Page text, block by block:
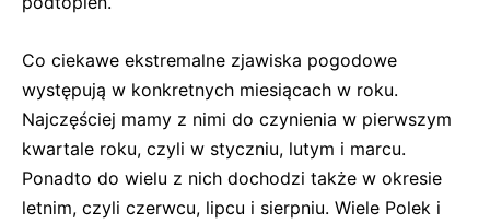
Co ciekawe ekstremalne zjawiska pogodowe
występują w konkretnych miesiącach w roku.
Najczęściej mamy z nimi do czynienia w pierwszym
kwartale roku, czyli w styczniu, lutym i marcu.
Ponadto do wielu z nich dochodzi także w okresie
letnim, czyli czerwcu, lipcu i sierpniu. Wiele Polek i